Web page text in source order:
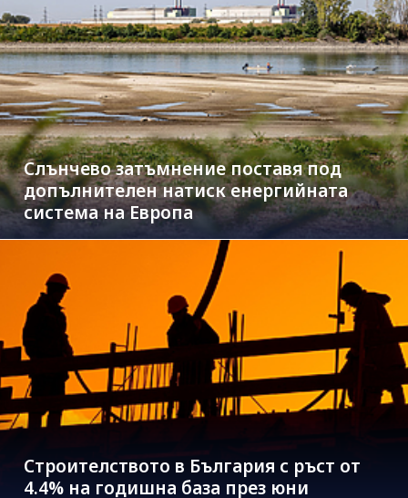
Слънчево затъмнение поставя под
допълнителен натиск енергийната
система на Европа
Строителството в България с ръст от
4.4% на годишна база през юни